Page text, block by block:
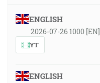
ENGLISH
2026-07-26 1000 [EN]
YT
ENGLISH